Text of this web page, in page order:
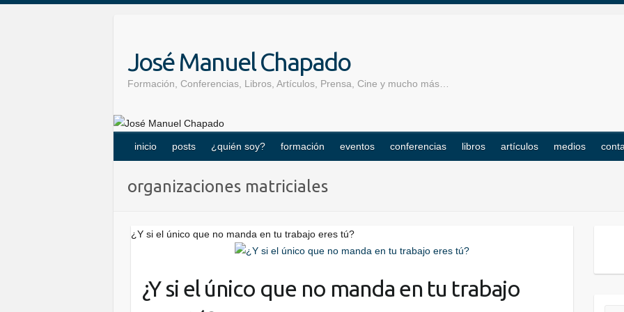
José Manuel Chapado
Formación, Conferencias, Libros, Artículos, Prensa, Cine y mucho más…
inicio posts ¿quién soy? formación eventos conferencias libros artículos medios
organizaciones matriciales
¿Y si el único que no manda en tu trabajo eres tú?
¿Y si el único que no manda en tu trabajo